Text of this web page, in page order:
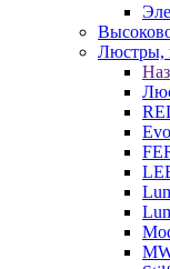
Люстры,